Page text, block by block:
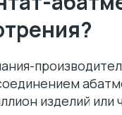
изделий или